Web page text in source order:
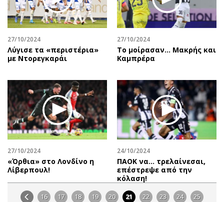
27/10/2024
Λύγισε τα «περιστέρια»
με Ντορεγκαράι
27/10/2024
Το μοίρασαν… Μακρής και
Καμπρέρα
27/10/2024
«Όρθια» στο Λονδίνο η
Λίβερπουλ!
24/10/2024
ΠΑΟΚ να… τρελαίνεσαι,
επέστρεψε από την
κόλαση!
16 17 18 19 20 21 22 23 24 25